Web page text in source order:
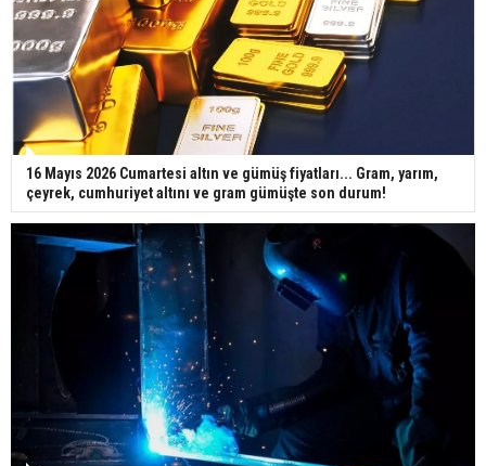
16 Mayıs 2026 Cumartesi altın ve gümüş fiyatları... Gram, yarım,
çeyrek, cumhuriyet altını ve gram gümüşte son durum!